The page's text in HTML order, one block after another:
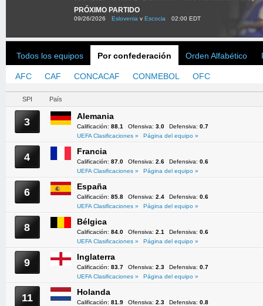
PRÓXIMO PARTIDO
09/26/2026 Eslovenia v Escocia 02:00 EDT
Todos los equipos Por confederación Orden Alfabético
AFC CAF CONCACAF CONMEBOL OFC
SPI País
3 Alemania
Calificación: 88.1 Ofensiva: 3.0 Defensiva: 0.7
UEFA Clasificaciones »
Página del equipo »
4 Francia
Calificación: 87.0 Ofensiva: 2.6 Defensiva: 0.6
UEFA Clasificaciones »
Página del equipo »
6 España
Calificación: 85.8 Ofensiva: 2.4 Defensiva: 0.6
UEFA Clasificaciones »
Página del equipo »
8 Bélgica
Calificación: 84.0 Ofensiva: 2.1 Defensiva: 0.6
UEFA Clasificaciones »
Página del equipo »
9 Inglaterra
Calificación: 83.7 Ofensiva: 2.3 Defensiva: 0.7
UEFA Clasificaciones »
Página del equipo »
11 Holanda
Calificación: 81.9 Ofensiva: 2.3 Defensiva: 0.8